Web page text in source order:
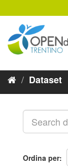
al
contenuto
Dataset
Ordina per